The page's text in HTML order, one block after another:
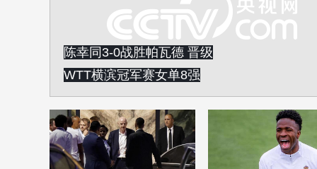
陈幸同3-0战胜帕瓦德 晋级
WTT横滨冠军赛女单8强